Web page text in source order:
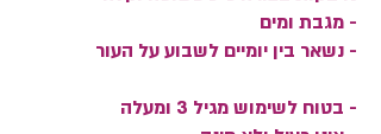
- מגבת ומים
- נשאר בין יומיים לשבוע על העור
- בטוח לשימוש מגיל 3 ומעלה